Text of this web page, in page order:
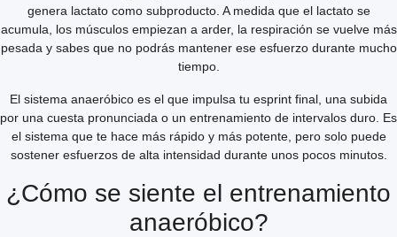
genera lactato como subproducto. A medida que el lactato se
acumula, los músculos empiezan a arder, la respiración se vuelve más
pesada y sabes que no podrás mantener ese esfuerzo durante mucho
tiempo.
El sistema anaeróbico es el que impulsa tu esprint final, una subida
por una cuesta pronunciada o un entrenamiento de intervalos duro. Es
el sistema que te hace más rápido y más potente, pero solo puede
sostener esfuerzos de alta intensidad durante unos pocos minutos.
¿Cómo se siente el entrenamiento
anaeróbico?